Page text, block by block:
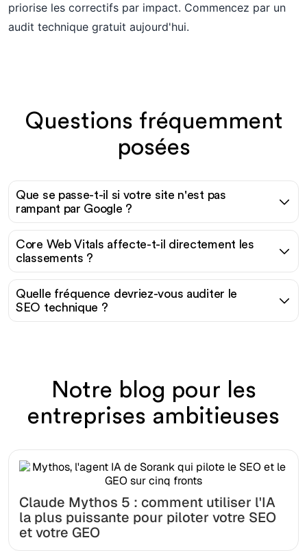
priorise les correctifs par impact. Commencez par un
audit technique gratuit aujourd'hui.
Questions fréquemment
posées
Que se passe-t-il si votre site n'est pas
rampant par Google ?
Core Web Vitals affecte-t-il directement les
classements ?
Quelle fréquence devriez-vous auditer le
SEO technique ?
Notre blog pour les
entreprises ambitieuses
Claude Mythos 5 : comment utiliser l'IA
la plus puissante pour piloter votre SEO
et votre GEO